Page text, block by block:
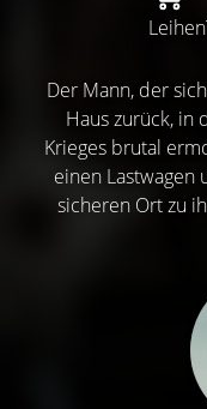
Leihen
Der Mann, der
Haus zurück, in
Krieges brutal
einen Lastwagen
sicheren Ort zu